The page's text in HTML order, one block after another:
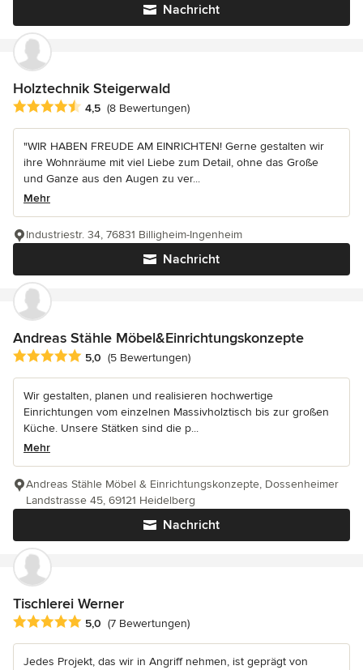
Nachricht
Holztechnik Steigerwald
Durchschnittliche Bewertung: 4.5 von 5 Sternen
4,5 (8 Bewertungen)
"WIR HABEN FREUDE AM EINRICHTEN! Gerne gestalten wir
ihre Wohnräume mit viel Liebe zum Detail, ohne das Große
und Ganze aus den Augen zu ver...
Mehr
Nachricht
Industriestr. 34, 76831 Billigheim-Ingenheim
Andreas Stähle Möbel&Einrichtungskonzepte
Durchschnittliche Bewertung: 5 von 5 Sternen
5,0 (5 Bewertungen)
Wir gestalten, planen und realisieren hochwertige
Einrichtungen vom einzelnen Massivholztisch bis zur großen
Küche. Unsere Stätken sind die p...
Mehr
Nachricht
Andreas Stähle Möbel & Einrichtungskonzepte, Dossenheimer
Landstrasse 45, 69121 Heidelberg
Tischlerei Werner
Durchschnittliche Bewertung: 5 von 5 Sternen
5,0 (7 Bewertungen)
Jedes Projekt, das wir in Angriff nehmen, ist geprägt von